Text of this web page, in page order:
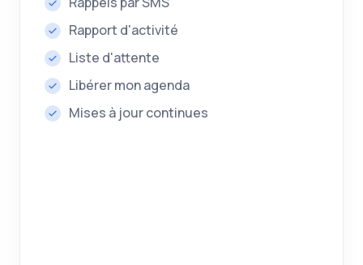
Rapport d'activité
Liste d'attente
Libérer mon agenda
Mises à jour continues